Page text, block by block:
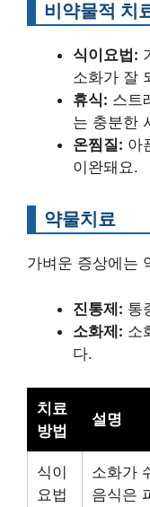
비약물적 치
식이요법:
소화가 잘
휴식: 스트
는 충분한
온찜질: 아
이완돼요.
약물치료
가벼운 증상에는
진통제: 통
소화제: 소
다.
치료
방법
설명
식이
요법
소화가
음식은